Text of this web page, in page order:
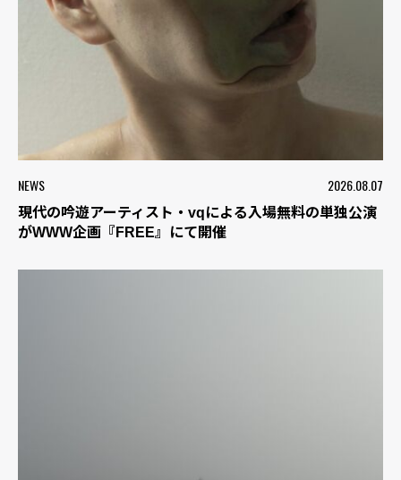
NEWS 2026.08.07
現代の吟遊アーティスト・vqによる入場無料の単独公演
がWWW企画『FREE』にて開催